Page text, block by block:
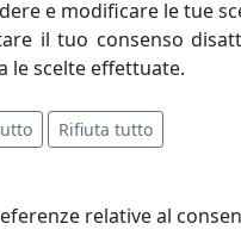
e modificare le tue
il tuo consenso
le scelte effettuate.
Rifiuta tutto
relative al